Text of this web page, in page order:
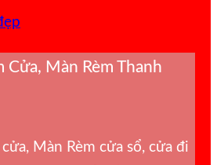
Cửa, Màn Rèm Thanh
Màn Rèm cửa sổ, cửa đi